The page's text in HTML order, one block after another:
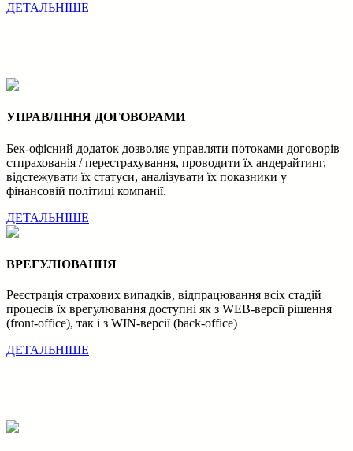
ДЕТАЛЬНІШЕ
УПРАВЛІННЯ ДОГОВОРАМИ
Бек-офісний додаток дозволяє управляти потоками договорів
стпрахованія / перестрахування, проводити їх андерайтинг,
відстежувати їх статуси, аналізувати їх показники у
фінансовій політиці компанії.
ДЕТАЛЬНІШЕ
ВРЕГУЛЮВАННЯ
Реєстрація страхових випадків, відпрацювання всіх стадій
процесів їх врегулювання доступні як з WEB-версії рішення
(front-office), так і з WIN-версії (back-office)
ДЕТАЛЬНІШЕ